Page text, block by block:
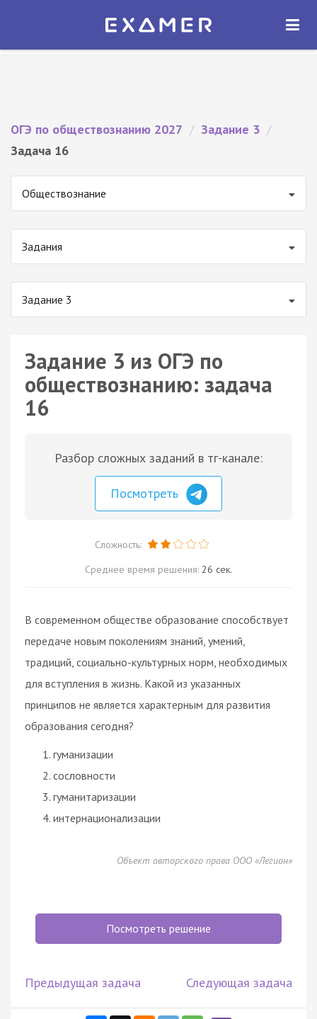
Экзамер — ЕГЭ 2027
ОТКРЫТЬ
ОГЭ по обществознанию 2027 / Задание 3 /
Задача 16
Обществознание
Задания
Задание 3
Задание 3 из ОГЭ по
обществознанию: задача
16
Разбор сложных заданий в тг-канале:
Посмотреть
Сложность:
Среднее время решения: 26 сек.
В современном обществе образование способствует
передаче новым поколениям знаний, умений,
традиций, социально-культурных норм, необходимых
для вступления в жизнь. Какой из указанных
принципов не является характерным для развития
образования сегодня?
гуманизации
сословности
гуманитаризации
интернационализации
Объект авторского права ООО «Легион»
Посмотреть решение
Предыдущая задача Следующая задача